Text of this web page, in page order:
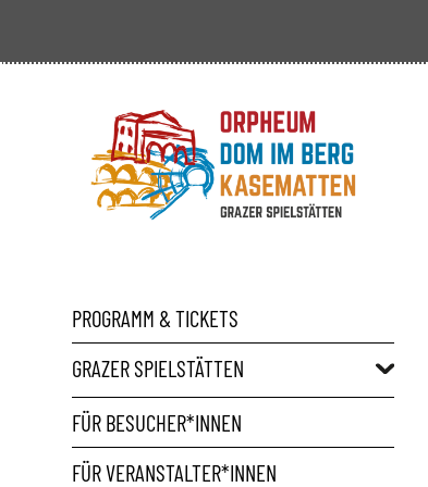
PROGRAMM & TICKETS
GRAZER SPIELSTÄTTEN
FÜR BESUCHER*INNEN
FÜR VERANSTALTER*INNEN